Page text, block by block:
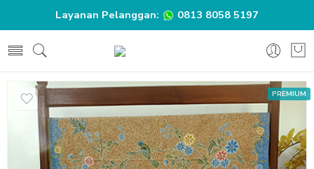
Layanan Pelanggan: 0813 8058 5197
PREMIUM